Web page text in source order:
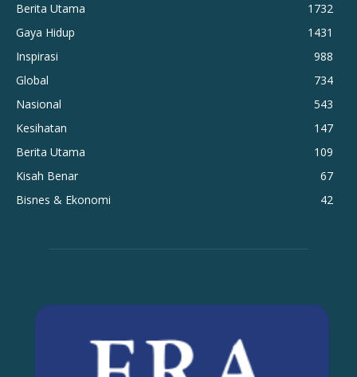
Berita Utama
1732
Gaya Hidup
1431
Inspirasi
988
Global
734
Nasional
543
Kesihatan
147
Berita Utama
109
Kisah Benar
67
Bisnes & Ekonomi
42